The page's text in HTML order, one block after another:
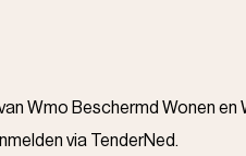
Wmo Beschermd Wonen en
via TenderNed.